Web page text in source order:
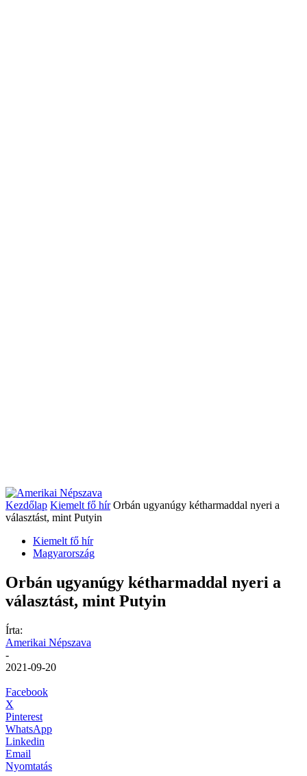
Kezdőlap Kiemelt fő hír Orbán ugyanúgy kétharmaddal nyeri a
választást, mint Putyin
Kiemelt fő hír
Magyarország
Orbán ugyanúgy kétharmaddal nyeri a
választást, mint Putyin
Írta:
Amerikai Népszava
-
2021-09-20
Facebook
X
Pinterest
WhatsApp
Linkedin
Email
Nyomtatás